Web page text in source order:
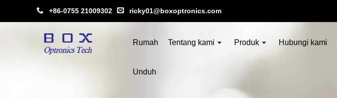
+86-0755 21009302 ricky01@boxoptronics.com
Rumah Tentang kami Produk Hubungi kami
Unduh